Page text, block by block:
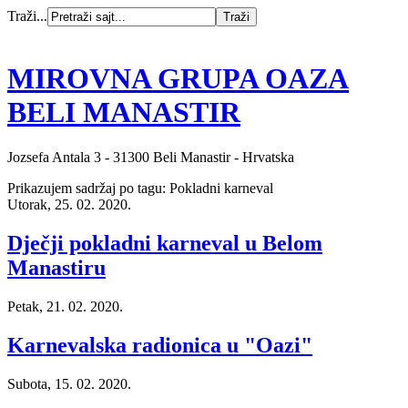
Traži...
MIROVNA GRUPA OAZA
BELI MANASTIR
Jozsefa Antala 3 - 31300 Beli Manastir - Hrvatska
Prikazujem sadržaj po tagu: Pokladni karneval
Utorak, 25. 02. 2020.
Dječji pokladni karneval u Belom
Manastiru
Petak, 21. 02. 2020.
Karnevalska radionica u "Oazi"
Subota, 15. 02. 2020.